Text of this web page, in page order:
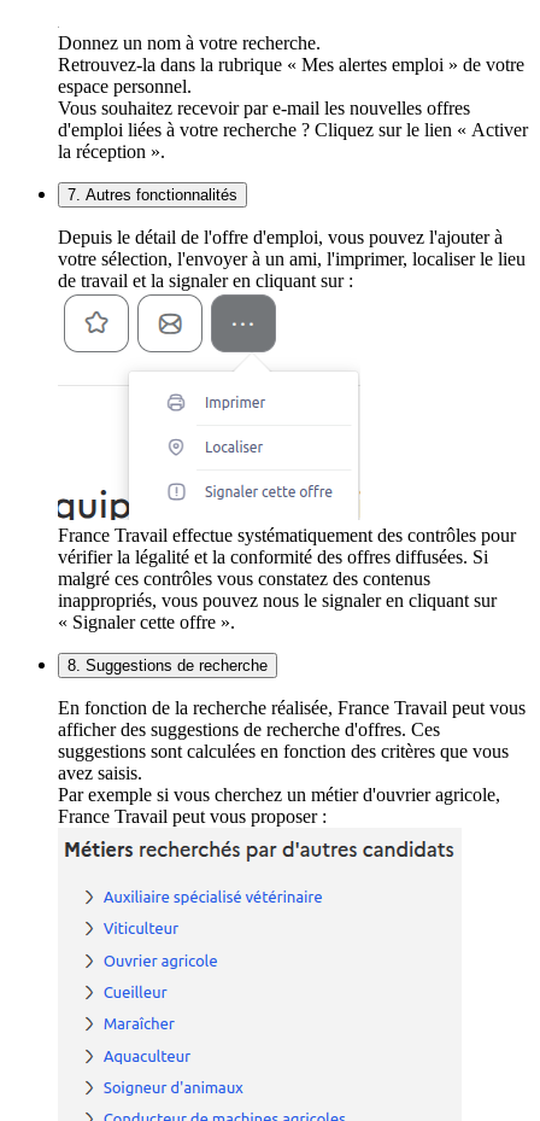
Donnez un nom à votre recherche.
Retrouvez-la dans la rubrique « Mes alertes emploi » de votre
espace personnel.
Vous souhaitez recevoir par e-mail les nouvelles offres
d'emploi liées à votre recherche ? Cliquez sur le lien « Activer
la réception ».
7. Autres fonctionnalités
Depuis le détail de l'offre d'emploi, vous pouvez l'ajouter à
votre sélection, l'envoyer à un ami, l'imprimer, localiser le lieu
de travail et la signaler en cliquant sur :
France Travail effectue systématiquement des contrôles pour
vérifier la légalité et la conformité des offres diffusées. Si
malgré ces contrôles vous constatez des contenus
inappropriés, vous pouvez nous le signaler en cliquant sur
« Signaler cette offre ».
8. Suggestions de recherche
En fonction de la recherche réalisée, France Travail peut vous
afficher des suggestions de recherche d'offres. Ces
suggestions sont calculées en fonction des critères que vous
avez saisis.
Par exemple si vous cherchez un métier d'ouvrier agricole,
France Travail peut vous proposer :